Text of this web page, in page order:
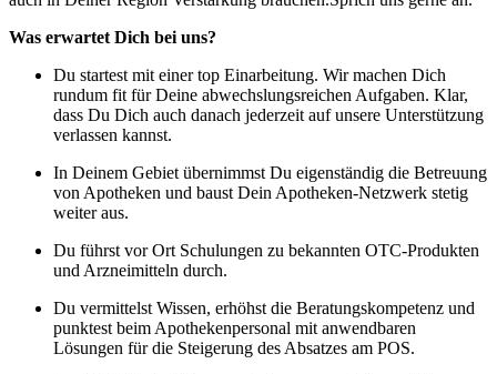
Was erwartet Dich bei uns?
Du startest mit einer top Einarbeitung. Wir machen Dich
rundum fit für Deine abwechslungsreichen Aufgaben. Klar,
dass Du Dich auch danach jederzeit auf unsere Unterstützung
verlassen kannst.
In Deinem Gebiet übernimmst Du eigenständig die Betreuung
von Apotheken und baust Dein Apotheken-Netzwerk stetig
weiter aus.
Du führst vor Ort Schulungen zu bekannten OTC-Produkten
und Arzneimitteln durch.
Du vermittelst Wissen, erhöhst die Beratungskompetenz und
punktest beim Apothekenpersonal mit anwendbaren
Lösungen für die Steigerung des Absatzes am POS.